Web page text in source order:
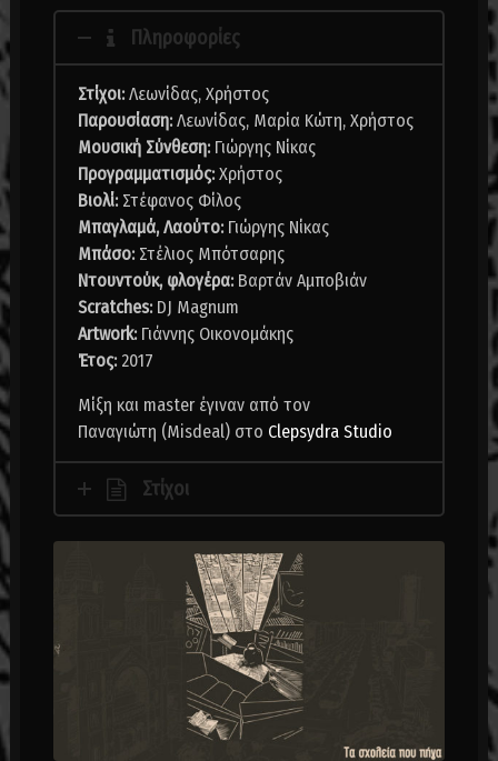
Πληροφορίες
Στίχοι:Λεωνίδας, Χρήστος
Παρουσίαση:Λεωνίδας, Μαρία Κώτη, Χρήστος
Μουσική Σύνθεση:Γιώργης Νίκας
Προγραμματισμός:Χρήστος
Βιολί:Στέφανος Φίλος
Μπαγλαμά, Λαούτο:Γιώργης Νίκας
Μπάσο:Στέλιος Μπότσαρης
Ντουντούκ, φλογέρα:Βαρτάν Αμποβιάν
Scratches:DJ Magnum
Artwork:Γιάννης Οικονομάκης
Έτος:2017
Μίξη και master έγιναν από τον
Παναγιώτη (Misdeal) στο Clepsydra Studio
Στίχοι